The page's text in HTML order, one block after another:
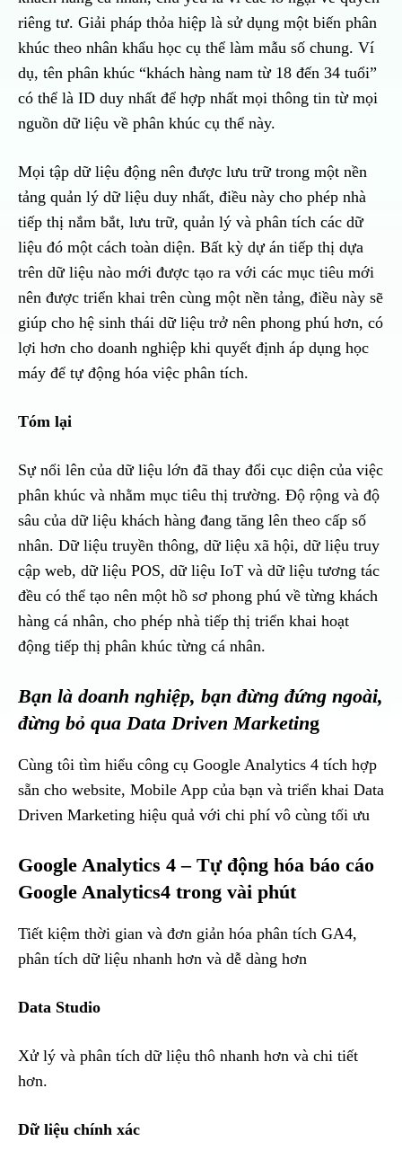
riêng tư. Giải pháp thỏa hiệp là sử dụng một biến phân
khúc theo nhân khẩu học cụ thể làm mẫu số chung. Ví
dụ, tên phân khúc “khách hàng nam từ 18 đến 34 tuổi”
có thể là ID duy nhất để hợp nhất mọi thông tin từ mọi
nguồn dữ liệu về phân khúc cụ thể này.
Mọi tập dữ liệu động nên được lưu trữ trong một nền
tảng quản lý dữ liệu duy nhất, điều này cho phép nhà
tiếp thị nắm bắt, lưu trữ, quản lý và phân tích các dữ
liệu đó một cách toàn diện. Bất kỳ dự án tiếp thị dựa
trên dữ liệu nào mới được tạo ra với các mục tiêu mới
nên được triển khai trên cùng một nền tảng, điều này sẽ
giúp cho hệ sinh thái dữ liệu trở nên phong phú hơn, có
lợi hơn cho doanh nghiệp khi quyết định áp dụng học
máy để tự động hóa việc phân tích.
Tóm lại
Sự nổi lên của dữ liệu lớn đã thay đổi cục diện của việc
phân khúc và nhằm mục tiêu thị trường. Độ rộng và độ
sâu của dữ liệu khách hàng đang tăng lên theo cấp số
nhân. Dữ liệu truyền thông, dữ liệu xã hội, dữ liệu truy
cập web, dữ liệu POS, dữ liệu IoT và dữ liệu tương tác
đều có thể tạo nên một hồ sơ phong phú về từng khách
hàng cá nhân, cho phép nhà tiếp thị triển khai hoạt
động tiếp thị phân khúc từng cá nhân.
Bạn là doanh nghiệp, bạn đừng đứng ngoài,
đừng bỏ qua Data Driven Marketing
Cùng tôi tìm hiểu công cụ Google Analytics 4 tích hợp
sẵn cho website, Mobile App của bạn và triển khai Data
Driven Marketing hiệu quả với chi phí vô cùng tối ưu
Google Analytics 4 – Tự động hóa báo cáo
Google Analytics4 trong vài phút
Tiết kiệm thời gian và đơn giản hóa phân tích GA4,
phân tích dữ liệu nhanh hơn và dễ dàng hơn
Data Studio
Xử lý và phân tích dữ liệu thô nhanh hơn và chi tiết
hơn.
Dữ liệu chính xác